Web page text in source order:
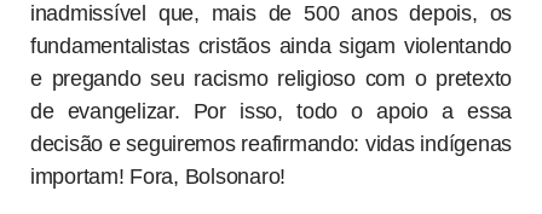
inadmissível que, mais de 500 anos depois, os
fundamentalistas cristãos ainda sigam violentando
e pregando seu racismo religioso com o pretexto
de evangelizar. Por isso, todo o apoio a essa
decisão e seguiremos reafirmando: vidas indígenas
importam! Fora, Bolsonaro!